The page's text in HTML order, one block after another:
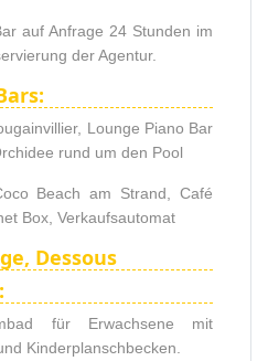
auf Anfrage 24 Stunden im
der Agentur.
Lounge Piano Bar
rund um den Pool
Beach am Strand, Café
Box, Verkaufsautomat
Dessous
für Erwachsene mit
Kinderplanschbecken.